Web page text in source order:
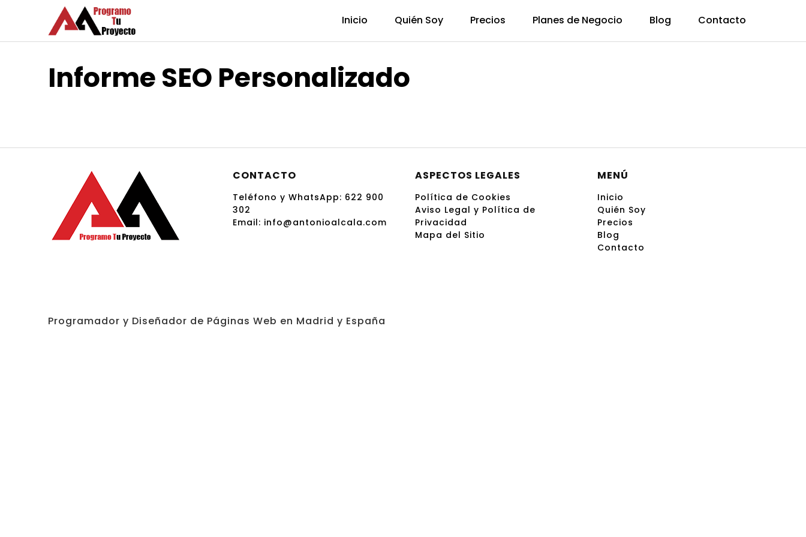
contenido
Inicio Quién Soy Precios Planes de Negocio Blog Contacto
Informe SEO Personalizado
CONTACTO
Teléfono y WhatsApp: 622 900
302
Email: info@antonioalcala.com
ASPECTOS LEGALES
Política de Cookies
Aviso Legal y Política de
Privacidad
Mapa del Sitio
MENÚ
Inicio
Quién Soy
Precios
Blog
Contacto
Programador y Diseñador de Páginas Web en Madrid y España